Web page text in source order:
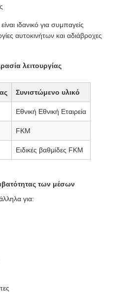
ιδανικό για συμπαγείς
αυτοκινήτων και αδιάβροχες
λειτουργίας
Συνιστώμενο υλικό
Εθνική Εθνική Εταιρεία
FKM
Ειδικές βαθμίδες FKM
των μέσων
για: